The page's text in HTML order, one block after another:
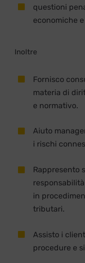
questioni
economiche
Inoltre
Fornisco
materia di
e normativo.
Aiuto
i rischi
Rappresento
in
tributari.
Assisto i
procedure e